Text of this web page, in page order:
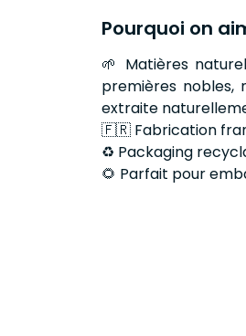
Pourquoi on
🌱 Matières
premières nobles,
extraite
🇫🇷 Fabrication
♻️ Packaging
🌻 Parfait pour